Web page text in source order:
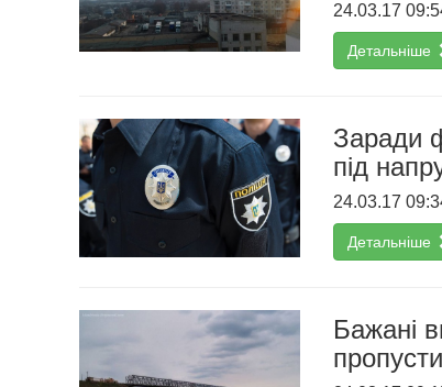
24.03.17
Детальніше
Заради
під
24.03.17
Детальніше
Бажані